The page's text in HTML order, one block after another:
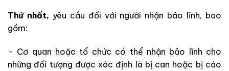
Thứ nhất, yêu cầu đối với người nhận bảo lĩnh, bao
gồm:
– Cơ quan hoặc tổ chức có thể nhận bảo lĩnh cho
những đối tượng được xác định là bị can hoặc bị cáo